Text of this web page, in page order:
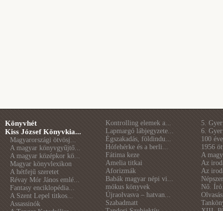
Könyvhét
Kiss József Könyvkia...
Magyarországi ötvösj...
A magyar könyvgyűjtő...
A magyar középkor kö...
Magyar könyvlexikon
A hétfejű szeretet
Révay Mór János emlé...
Fantasy enciklopédia...
A Szent Lepel titkos...
Assassinók
Kontrolling elemek a...
Lapmargó lábjegyzete...
Égszakadás, földindu...
Hófehérke és a berli...
Fátima keze
Amelia titkai
Aforizmák
Babák magyar népi vi...
mókus könyvek
Újraolvasva – hatvan...
Szabadmatt
5.
6.
100
1956
A
Az
Az
Nő.